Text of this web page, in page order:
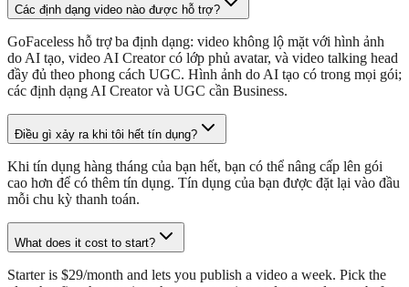
Các định dạng video nào được hỗ trợ?
GoFaceless hỗ trợ ba định dạng: video không lộ mặt với hình ảnh
do AI tạo, video AI Creator có lớp phủ avatar, và video talking head
đầy đủ theo phong cách UGC. Hình ảnh do AI tạo có trong mọi gói;
các định dạng AI Creator và UGC cần Business.
Điều gì xảy ra khi tôi hết tín dụng?
Khi tín dụng hàng tháng của bạn hết, bạn có thể nâng cấp lên gói
cao hơn để có thêm tín dụng. Tín dụng của bạn được đặt lại vào đầu
mỗi chu kỳ thanh toán.
What does it cost to start?
Starter is $29/month and lets you publish a video a week. Pick the